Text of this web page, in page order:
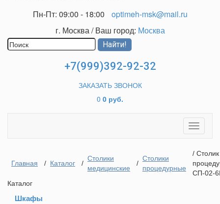
Пн-Пт: 09:00 - 18:00
optimeh-msk@mail.ru
г. Москва/ Ваш город: Москва
+7(999)392-92-32
ЗАКАЗАТЬ ЗВОНОК
0 0 руб.
Toggle
Главная / Каталог /
Столики
медицинские
/
Столики
процедурные
/ Столик
СП-02-
Каталог
Шкафы